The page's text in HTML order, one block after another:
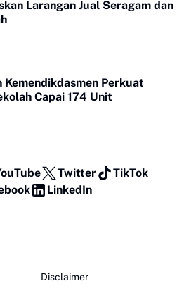
Larangan Jual Seragam dan
Kemendikdasmen Perkuat
Capai 174 Unit
Twitter
TikTok
LinkedIn
Disclaimer